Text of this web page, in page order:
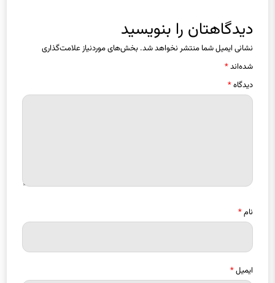
دیدگاهتان را بنویسید
نشانی ایمیل شما منتشر نخواهد شد. بخش‌های موردنیاز علامت‌گذاری
شده‌اند*
دیدگاه*
نام*
ایمیل*